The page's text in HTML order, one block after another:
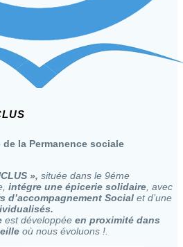
la Permanence sociale
», située dans le 9éme
intégre une épicerie solidaire , avec
d’accompagnement Social et d’une
est développée en proximité dans
où nous évoluons !.